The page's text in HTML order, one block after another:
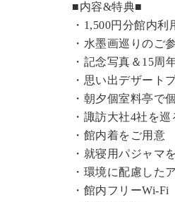
■内容&特典■
・1,500円分館内利
・水墨画巡りのご
・記念写真＆15周
・思い出デザート
・朝夕個室料亭で
・諏訪大社4社を
・館内着をご用意
・就寝用パジャマ
・環境に配慮した
・館内フリーWi-Fi